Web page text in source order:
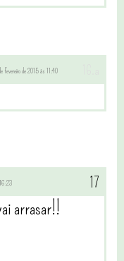
fevereiro de 2015 às 11:40
arrasar!!